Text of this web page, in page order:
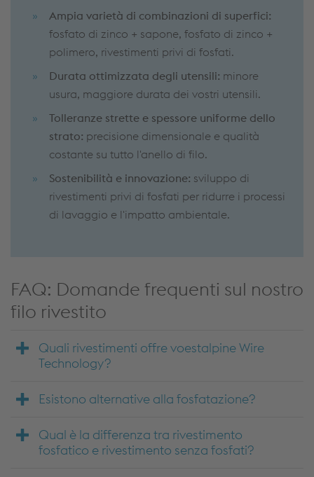
Ampia varietà di combinazioni di superfici:
fosfato di zinco + sapone, fosfato di zinco +
polimero, rivestimenti privi di fosfati.
Durata ottimizzata degli utensili: minore
usura, maggiore durata dei vostri utensili.
Tolleranze strette e spessore uniforme dello
strato: precisione dimensionale e qualità
costante su tutto l'anello di filo.
Sostenibilità e innovazione: sviluppo di
rivestimenti privi di fosfati per ridurre i processi
di lavaggio e l'impatto ambientale.
FAQ: Domande frequenti sul nostro
filo rivestito
Quali rivestimenti offre voestalpine Wire
Technology?
Esistono alternative alla fosfatazione?
Qual è la differenza tra rivestimento
fosfatico e rivestimento senza fosfati?